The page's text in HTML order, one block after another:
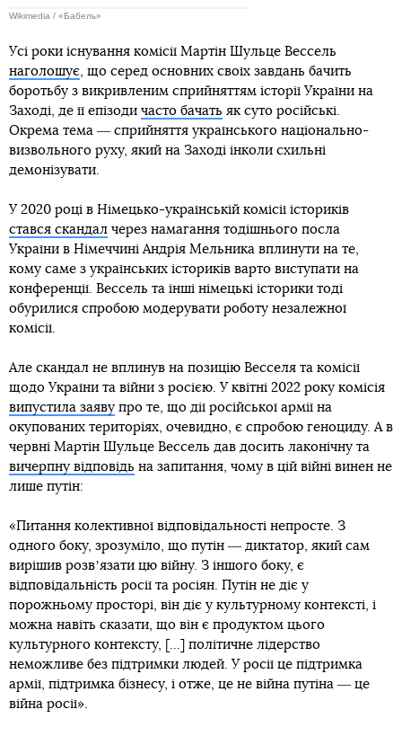
Wikimedia / «Бабель»
Усі роки існування комісії Мартін Шульце Вессель
наголошує , що серед основних своїх завдань бачить
боротьбу з викривленим сприйняттям історії України на
Заході, де її епізоди часто бачать як суто російські.
Окрема тема ― сприйняття українського національно-
визвольного руху, який на Заході інколи схильні
демонізувати.
У 2020 році в Німецько-українській комісії істориків
стався скандал через намагання тодішнього посла
України в Німеччині Андрія Мельника вплинути на те,
кому саме з українських істориків варто виступати на
конференції. Вессель та інші німецькі історики тоді
обурилися спробою модерувати роботу незалежної
комісії.
Але скандал не вплинув на позицію Весселя та комісії
щодо України та війни з росією. У квітні 2022 року комісія
випустила заяву про те, що дії російської армії на
окупованих територіях, очевидно, є спробою геноциду. А в
червні Мартін Шульце Вессель дав досить лаконічну та
вичерпну відповідь на запитання, чому в цій війні винен не
лише путін:
«Питання колективної відповідальності непросте. З
одного боку, зрозуміло, що путін ― диктатор, який сам
вирішив розвʼязати цю війну. З іншого боку, є
відповідальність росії та росіян. Путін не діє у
порожньому просторі, він діє у культурному контексті, і
можна навіть сказати, що він є продуктом цього
культурного контексту, [...] політичне лідерство
неможливе без підтримки людей. У росії це підтримка
армії, підтримка бізнесу, і отже, це не війна путіна ― це
війна росії».